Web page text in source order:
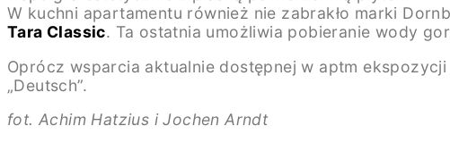
W kuchni apartamentu również nie zabrakło marki
Tara Classic. Ta ostatnia umożliwia pobieranie wody
Oprócz wsparcia aktualnie dostępnej w aptm ekspozycji
„Deutsch”.
fot. Achim Hatzius i Jochen Arndt